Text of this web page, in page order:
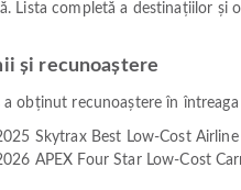
Lista completă a destinațiilor și
și recunoaștere
a obținut recunoaștere în
Skytrax Best Low-Cost
APEX Four Star Low-Cost